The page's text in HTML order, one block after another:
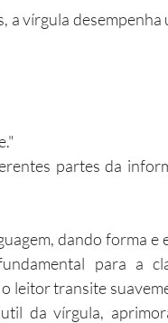
a vírgula desempenha
partes da
dando forma e
para a
leitor transite
da vírgula,